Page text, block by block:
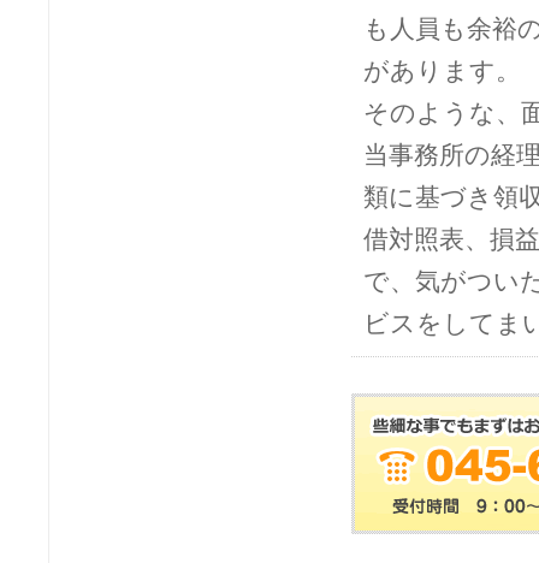
も人員も余裕
があります。
そのような、
当事務所の経
類に基づき領
借対照表、損
で、気がつい
ビスをしてま